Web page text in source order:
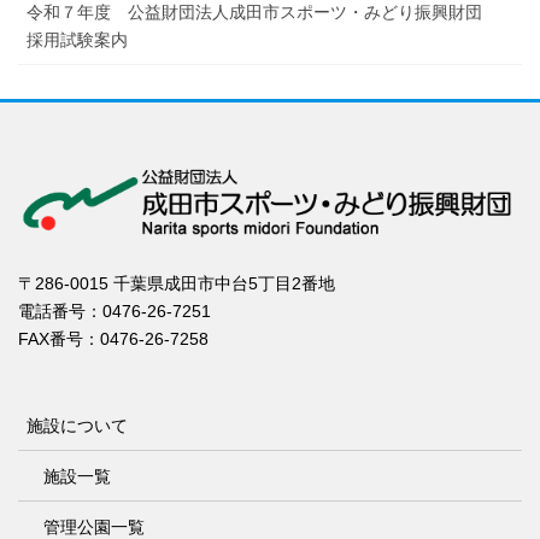
令和７年度 公益財団法人成田市スポーツ・みどり振興財団
採用試験案内
〒286-0015 千葉県成田市中台5丁目2番地
電話番号：0476-26-7251
FAX番号：0476-26-7258
施設について
施設一覧
管理公園一覧